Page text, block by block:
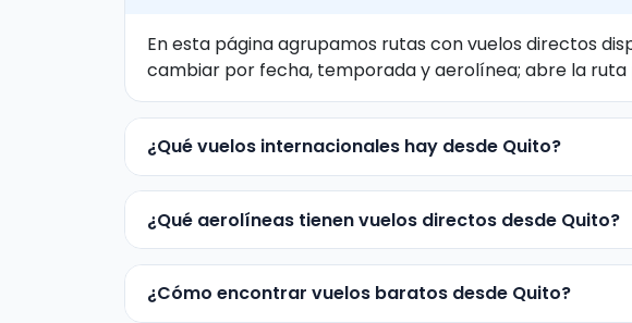
En esta página agrupamos rutas con vuelos directos
cambiar por fecha, temporada y aerolínea; abre la
¿Qué vuelos internacionales hay desde Quito?
¿Qué aerolíneas tienen vuelos directos desde Quito?
¿Cómo encontrar vuelos baratos desde Quito?